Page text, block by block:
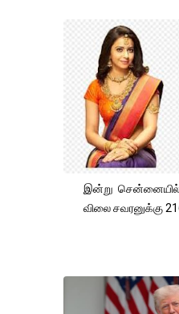
இன்று
விலை சவரனுக்கு